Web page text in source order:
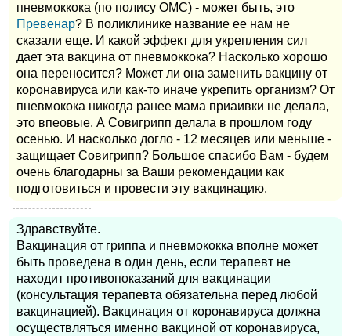
пневмоккока (по полису ОМС) - может быть, это
Превенар? В поликлинике название ее нам не
сказали еще. И какой эффект для укрепления сил
дает эта вакцина от пневмоккока? Насколько хорошо
она переносится? Может ли она заменить вакцину от
коронавируса или как-то иначе укрепить организм? От
пневмокока никогда ранее мама приаивки не делала,
это впеовые. А Совигрипп делала в прошлом году
осенью. И насколько догло - 12 месяцев или меньше -
защищает Совигрипп? Большое спасибо Вам - будем
очень благодарны за Ваши рекомендации как
подготовиться и провести эту вакцинацию.
Здравствуйте.
Вакцинация от гриппа и пневмококка вполне может
быть проведена в один день, если терапевт не
находит противопоказаний для вакцинации
(консультация терапевта обязательна перед любой
вакцинацией). Вакцинация от коронавируса должна
осуществляться именно вакциной от коронавируса,